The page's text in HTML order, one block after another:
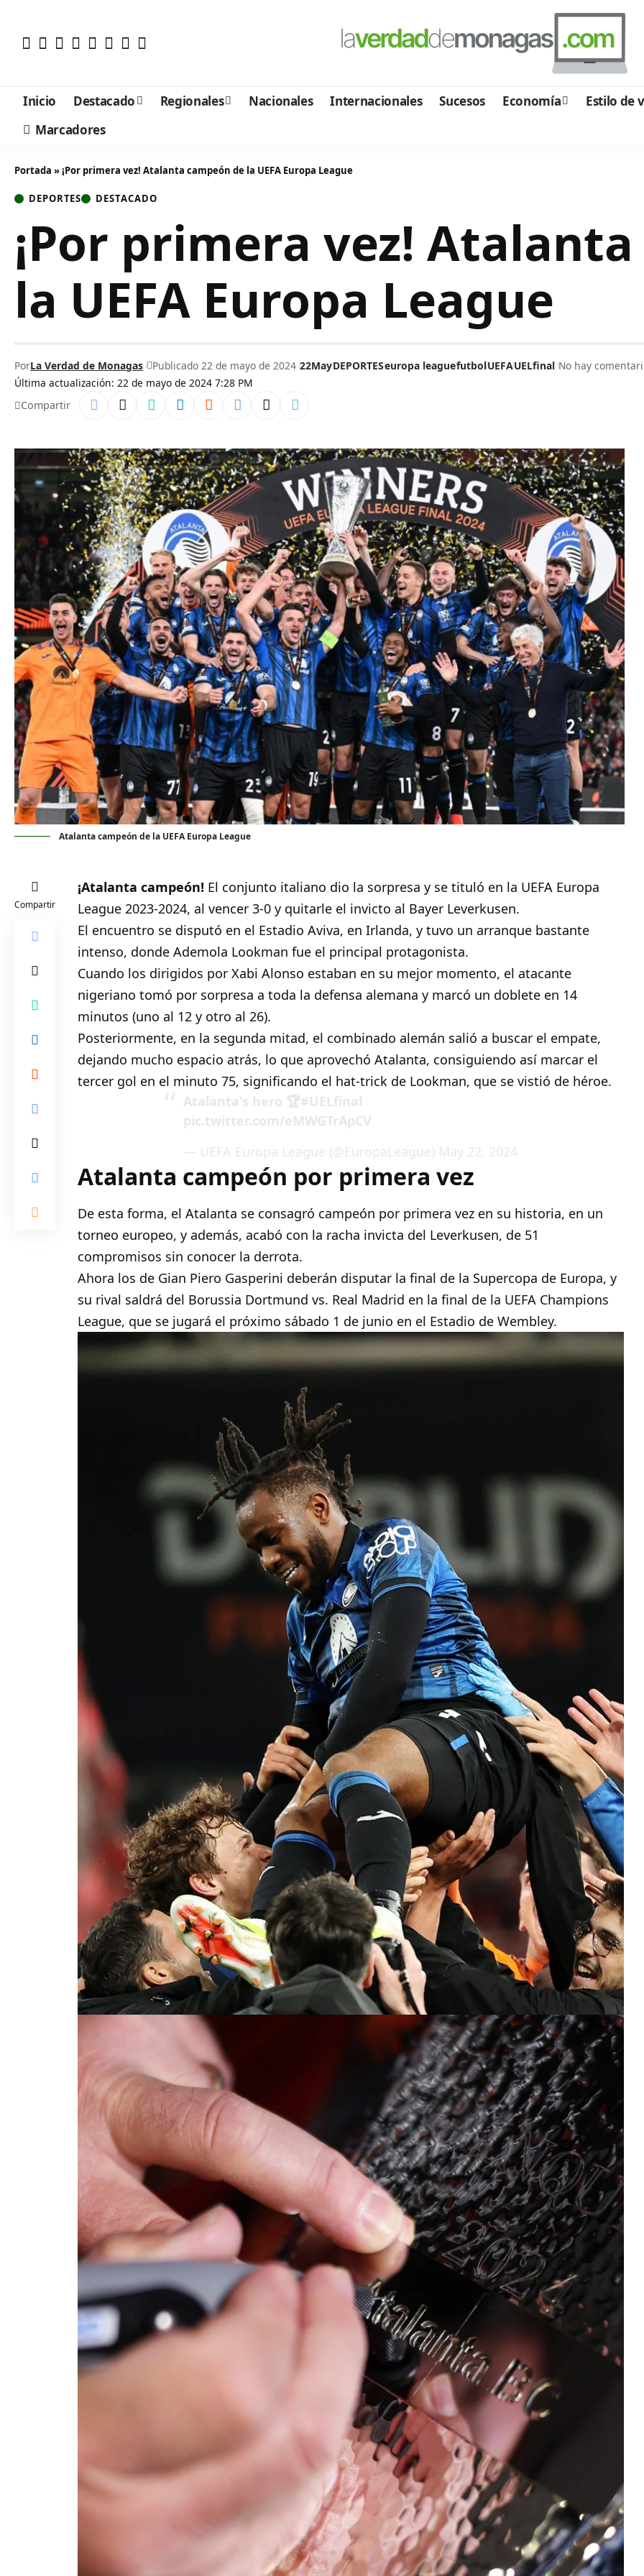
Inicio Destacado Regionales Nacionales Internacionales Sucesos Economía Estilo de
Marcadores
Portada »¡Por primera vez! Atalanta campeón de la UEFA Europa League
DEPORTES DESTACADO
¡Por primera vez!
la UEFA Europa League
Última actualización: 22 de mayo de 2024 7:28 PM
PorLa Verdad de Monagas Publicado 22 de mayo de 2024 22MayDEPORTESeuropa leaguefutbolUEFAUELfinal No hay
Compartir
Atalanta campeón de la UEFA Europa League
Compartir
¡Atalanta campeón! El conjunto italiano dio la sorpresa y se tituló en la UEFA Europa
League 2023-2024, al vencer 3-0 y quitarle el invicto al Bayer Leverkusen.
El encuentro se disputó en el Estadio Aviva, en Irlanda, y tuvo un arranque bastante
intenso, donde Ademola Lookman fue el principal protagonista.
Cuando los dirigidos por Xabi Alonso estaban en su mejor momento, el atacante
nigeriano tomó por sorpresa a toda la defensa alemana y marcó un doblete en 14
minutos (uno al 12 y otro al 26).
Posteriormente, en la segunda mitad, el combinado alemán salió a buscar el empate,
dejando mucho espacio atrás, lo que aprovechó Atalanta, consiguiendo así marcar el
tercer gol en el minuto 75, significando el hat-trick de Lookman, que se vistió de héroe.
Atalanta's hero 🏆#UELfinal
pic.twitter.com/eMWGTrApCV
— UEFA Europa League (@EuropaLeague) May 22, 2024
Atalanta campeón por primera vez
De esta forma, el Atalanta se consagró campeón por primera vez en su historia, en un
torneo europeo, y además, acabó con la racha invicta del Leverkusen, de 51
compromisos sin conocer la derrota.
Ahora los de Gian Piero Gasperini deberán disputar la final de la Supercopa de Europa, y
su rival saldrá del Borussia Dortmund vs. Real Madrid en la final de la UEFA Champions
League, que se jugará el próximo sábado 1 de junio en el Estadio de Wembley.